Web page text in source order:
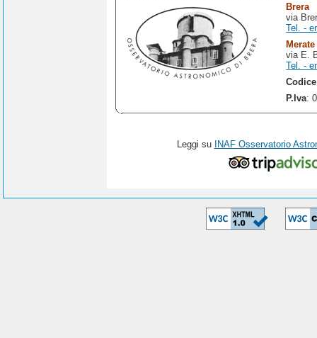
Brera
via
Tel. -
Merate
via E.
Tel. -
P.Iva:
Leggi su INAF Osservatorio